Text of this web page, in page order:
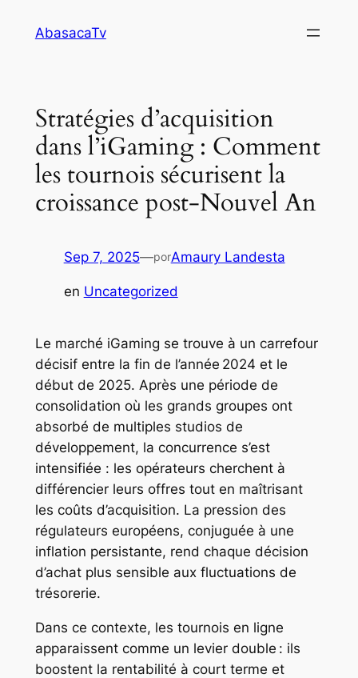
AbasacaTv
Stratégies d’acquisition
dans l’iGaming : Comment
les tournois sécurisent la
croissance post‑Nouvel An
Sep 7, 2025—porAmaury Landesta
en Uncategorized
Le marché iGaming se trouve à un carrefour
décisif entre la fin de l’année 2024 et le
début de 2025. Après une période de
consolidation où les grands groupes ont
absorbé de multiples studios de
développement, la concurrence s’est
intensifiée : les opérateurs cherchent à
différencier leurs offres tout en maîtrisant
les coûts d’acquisition. La pression des
régulateurs européens, conjuguée à une
inflation persistante, rend chaque décision
d’achat plus sensible aux fluctuations de
trésorerie.
Dans ce contexte, les tournois en ligne
apparaissent comme un levier double : ils
boostent la rentabilité à court terme et